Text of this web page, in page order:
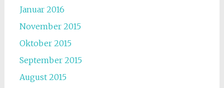
Januar 2016
November 2015
Oktober 2015
September 2015
August 2015